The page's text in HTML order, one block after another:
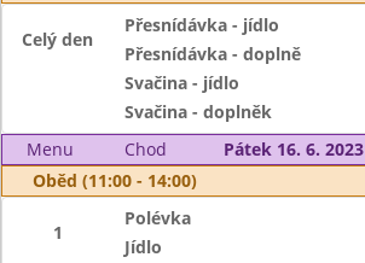
Celý den
Přesnídávka - jídlo
Přesnídávka - doplně
Svačina - jídlo
Svačina - doplněk
Menu
Chod
Pátek 16. 6. 2023
Oběd (11:00 - 14:00)
1
Polévka
Jídlo